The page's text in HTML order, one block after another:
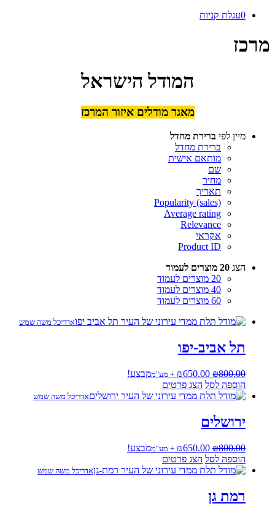
0עגלת קניות
מרכז
המודל הישראל
מאגר מודלים איזור המרכז
מיין לפי ברירת מחדל
ברירת מחדל
מותאם אישית
שם
מחיר
תאריך
Popularity (sales)
Average rating
Relevance
אקראי
Product ID
הצג 20 מוצרים לעמוד
20 מוצרים לעמוד
40 מוצרים לעמוד
60 מוצרים לעמוד
אדריכל משה שמש
תל אביב-יפו
₪800.00
המחיר
המקורי
היה:
₪650.00
המחיר
הנוכחי
הוא:
+ מע"ממבצע!
הוספה לסל הצג פרטים
אדריכל משה שמש
ירושלים
₪800.00
המחיר
המקורי
היה:
₪650.00
המחיר
הנוכחי
הוא:
+ מע"ממבצע!
הוספה לסל הצג פרטים
אדריכל משה שמש
רמת גן